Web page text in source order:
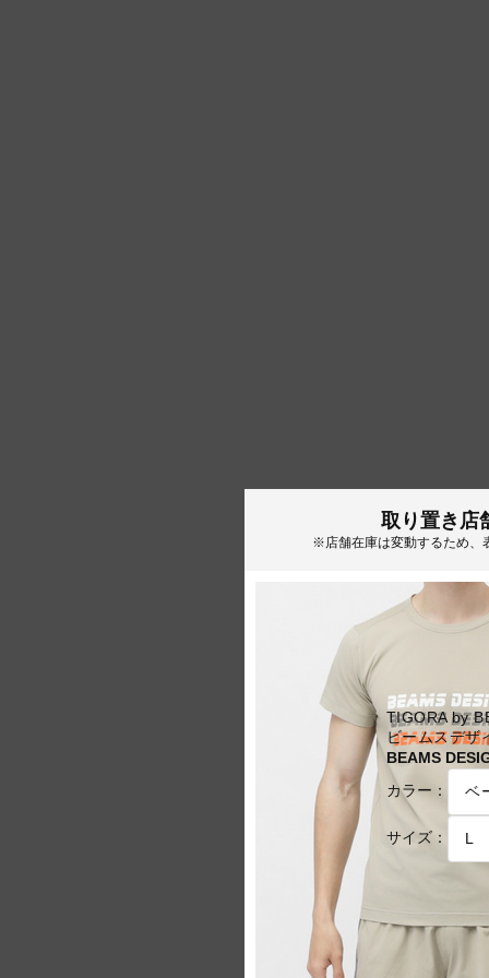
取り置き店
※店舗在庫は変動するため、
TIGORA by
ビームスデザ
BEAMS
カラー：
サイズ：